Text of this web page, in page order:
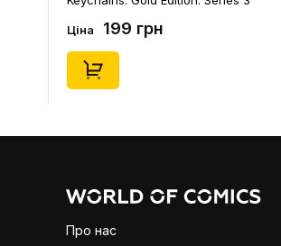
Ціна 199 грн
Про нас